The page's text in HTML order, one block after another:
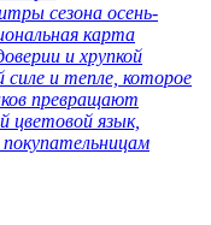
сезона осень-
карта
и хрупкой
силе и тепле, которое
превращают
цветовой язык,